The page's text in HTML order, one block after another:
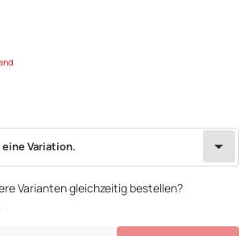
Variation.
Varianten gleichzeitig bestellen?